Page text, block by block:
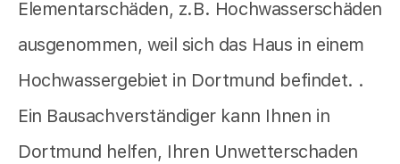
Elementarschäden, z.B. Hochwasserschäden
ausgenommen, weil sich das Haus in einem
Hochwassergebiet in Dortmund befindet. .
Ein Bausachverständiger kann Ihnen in
Dortmund helfen, Ihren Unwetterschaden